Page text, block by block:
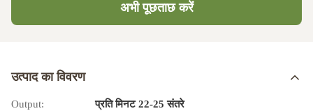
अभी पूछताछ करें
उत्पाद का विवरण
Output:
प्रति मिनट 22-25 संतरे